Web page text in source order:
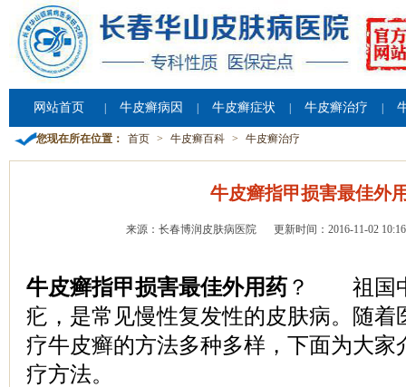
网站首页 牛皮癣病因 牛皮癣症状 牛皮癣治疗
您现在所在位置： 首页 > 牛皮癣百科 > 牛皮癣治疗
牛皮癣指甲损害最佳外
来源：长春博润皮肤病医院 更新时间：2016-11-02
牛皮癣指甲损害最佳外用药 ？ 祖国中
疕，是常见慢性复发性的皮肤病。随着
疗牛皮癣的方法多种多样，下面为大家
疗方法。